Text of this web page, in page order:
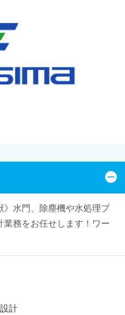
》水門、除塵機や水処理プ
業務をお任せします！ワー
計